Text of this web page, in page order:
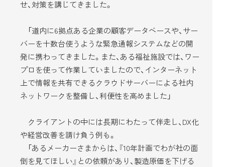
せ、対策を講じてきました。
「道内に6拠点ある企業の顧客データベースや、サー
バーを十数台使うような緊急通報システムなどの開
発に携わってきました。また、ある福祉施設では、ワー
プロを使って作業していましたので、インターネット
上で情報を共有できるクラウドサーバーによる社内
ネットワークを整備し、利便性を高めました」
クライアントの中には長期にわたって伴走し、DX化
や経営改善を請け負う例も。
「あるメーカーさまからは、『10年計画でわが社の面
倒を見てほしい』との依頼があり、製造原価を下げる